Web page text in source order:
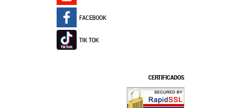
FACEBOOK
TIK TOK
CERTIFICADOS